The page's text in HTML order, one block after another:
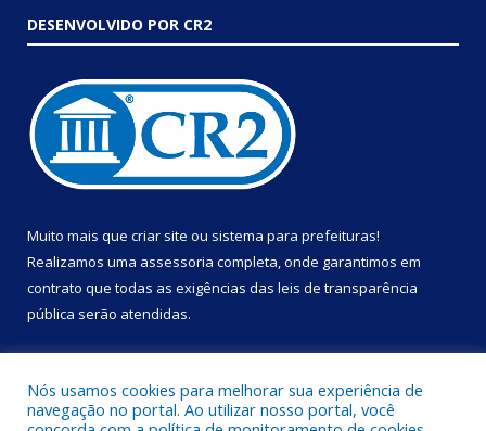
DESENVOLVIDO POR CR2
Muito mais que criar site ou sistema para prefeituras!
Realizamos uma assessoria completa, onde garantimos em
contrato que todas as exigências das leis de transparência
pública serão atendidas.
Nós usamos cookies para melhorar sua experiência de
navegação no portal. Ao utilizar nosso portal, você